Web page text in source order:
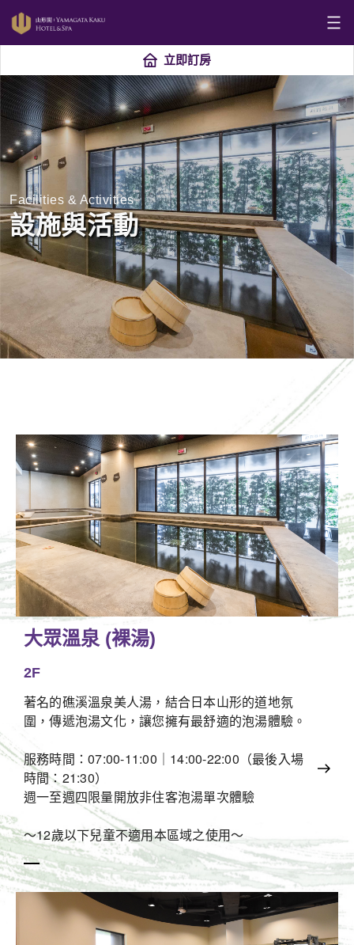
立即訂房
Facilities & Activities
設施與活動
大眾溫泉 (裸湯)
2F
著名的礁溪溫泉美人湯，結合日本山形的道地氛
圍，傳遞泡湯文化，讓您擁有最舒適的泡湯體驗。
服務時間：07:00-11:00｜14:00-22:00（最後入場
時間：21:30）
週一至週四限量開放非住客泡湯單次體驗
～12歲以下兒童不適用本區域之使用～